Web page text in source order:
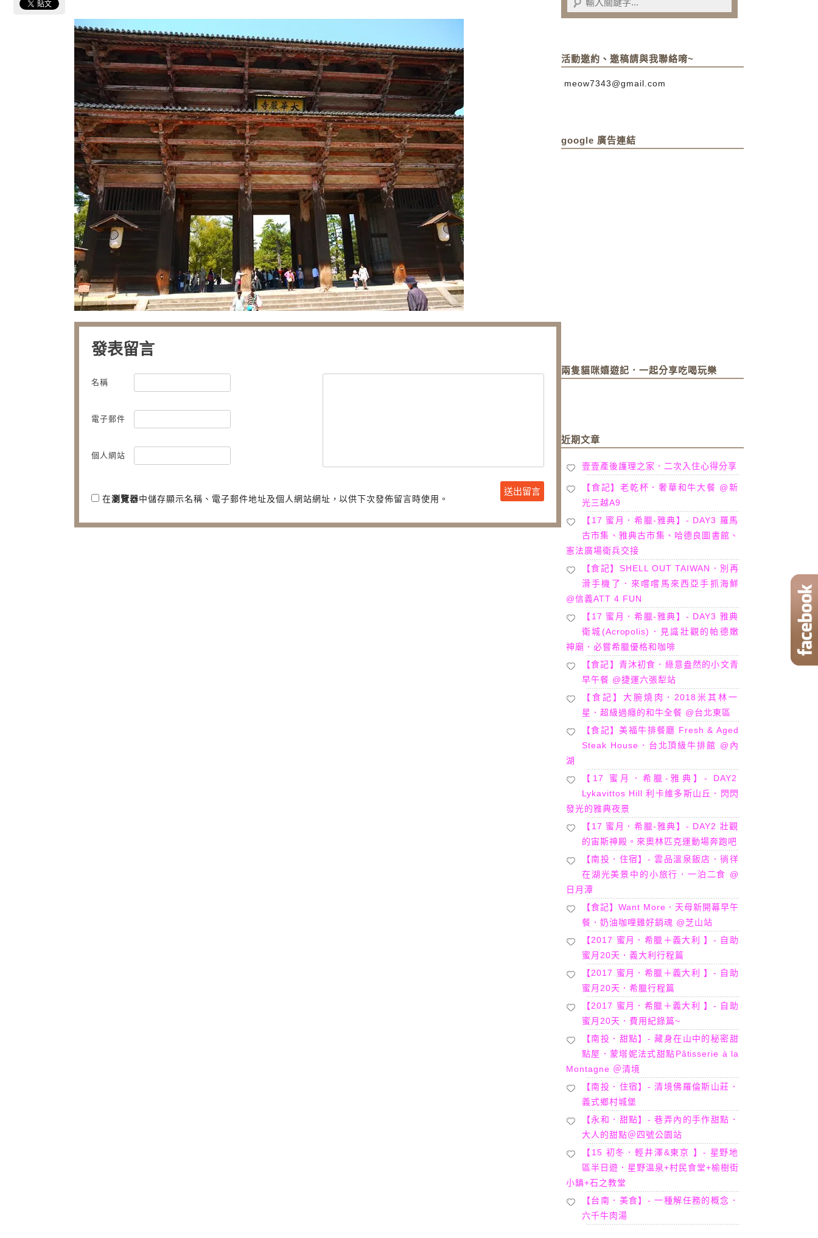
發表留言
名稱
電子郵件
個人網站
在瀏覽器中儲存顯示名稱、電子郵件地址及個人網站網址，以供下次發佈留言時使用。
活動邀約、邀稿請與我聯絡唷~
meow7343@gmail.com
google 廣告連結
兩隻貓咪嬉遊記．一起分享吃喝玩樂
近期文章
壹壹產後護理之家．二次入住心得分享
【食記】老乾杯．奢華和牛大餐 @新
光三越A9
【17 蜜月．希臘-雅典】- DAY3 羅馬
古市集、雅典古市集、哈德良圖書館、
憲法廣場衛兵交接
【食記】SHELL OUT TAIWAN．別再
滑手機了．來嚐嚐馬來西亞手抓海鮮
@信義ATT 4 FUN
【17 蜜月．希臘-雅典】- DAY3 雅典
衛城(Acropolis)．見識壯觀的帕德嫩
神廟．必嘗希臘優格和咖啡
【食記】青沐初食．綠意盎然的小文青
早午餐 @捷運六張犁站
【食記】大腕燒肉．2018米其林一
星．超級過癮的和牛全餐 @台北東區
【食記】美福牛排餐廳 Fresh & Aged
Steak House．台北頂級牛排館 @內
湖
【17 蜜月．希臘-雅典】- DAY2
Lykavittos Hill 利卡維多斯山丘．閃閃
發光的雅典夜景
【17 蜜月．希臘-雅典】- DAY2 壯觀
的宙斯神殿。來奧林匹克運動場奔跑吧
【南投．住宿】- 雲品溫泉飯店．徜徉
在湖光美景中的小旅行．一泊二食 @
日月潭
【食記】Want More．天母新開幕早午
餐．奶油咖哩雞好銷魂 @芝山站
【2017 蜜月．希臘＋義大利 】- 自助
蜜月20天．義大利行程篇
【2017 蜜月．希臘＋義大利 】- 自助
蜜月20天．希臘行程篇
【2017 蜜月．希臘＋義大利 】- 自助
蜜月20天．費用紀錄篇~
【南投．甜點】- 藏身在山中的秘密甜
點屋．蒙塔妮法式甜點Pâtisserie à la
Montagne ＠清境
【南投．住宿】- 清境佛羅倫斯山莊．
義式鄉村城堡
【永和．甜點】- 巷弄內的手作甜點．
大人的甜點＠四號公園站
【15 初冬．輕井澤&東京 】- 星野地
區半日遊．星野溫泉+村民食堂+榆樹街
小鎮+石之教堂
【台南．美食】- 一種解任務的概念．
六千牛肉湯